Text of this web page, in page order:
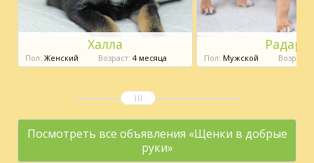
Халла
Пол: Женский Возраст: 4 месяца
Радар
Пол: Мужской Возраст:
Посмотреть все объявления «Щенки в добрые
руки»